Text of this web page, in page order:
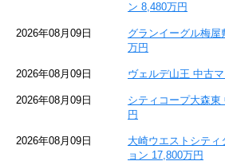
ン 8,480万円
2026年08月09日
グランイーグル梅
万円
2026年08月09日 ヴェルデ山王 中古
2026年08月09日
シティコープ大森
円
2026年08月09日
大崎ウエストシテ
ョン 17,800万円